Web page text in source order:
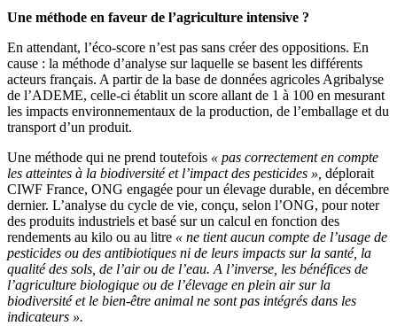
Une méthode en faveur de l’agriculture intensive ?
En attendant, l’éco-score n’est pas sans créer des oppositions. En
cause : la méthode d’analyse sur laquelle se basent les différents
acteurs français. A partir de la base de données agricoles Agribalyse
de l’ADEME, celle-ci établit un score allant de 1 à 100 en mesurant
les impacts environnementaux de la production, de l’emballage et du
transport d’un produit.
Une méthode qui ne prend toutefois « pas correctement en compte
les atteintes à la biodiversité et l’impact des pesticides », déplorait
CIWF France, ONG engagée pour un élevage durable, en décembre
dernier. L’analyse du cycle de vie, conçu, selon l’ONG, pour noter
des produits industriels et basé sur un calcul en fonction des
rendements au kilo ou au litre « ne tient aucun compte de l’usage de
pesticides ou des antibiotiques ni de leurs impacts sur la santé, la
qualité des sols, de l’air ou de l’eau. A l’inverse, les bénéfices de
l’agriculture biologique ou de l’élevage en plein air sur la
biodiversité et le bien-être animal ne sont pas intégrés dans les
indicateurs ».